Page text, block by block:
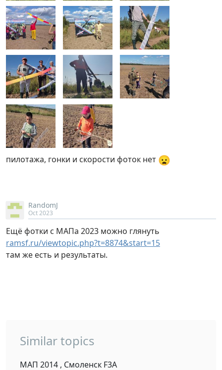
пилотажа, гонки и скорости фоток нет 😦
RandomJ
Oct 2023
Ещё фотки с МАПа 2023 можно глянуть
ramsf.ru/viewtopic.php?t=8874&start=15
там же есть и результаты.
Similar topics
МАП 2014 , Смоленск F3A